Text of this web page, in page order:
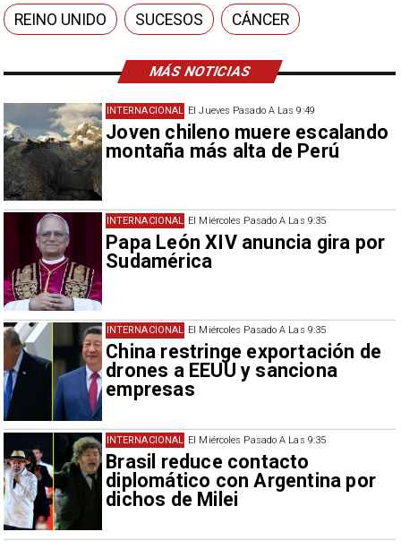
MÁS NOTICIAS
El Jueves Pasado A Las 9:49
Joven chileno muere escalando
montaña más alta de Perú
INTERNACIONAL
El Miércoles Pasado A Las 9:35
Papa León XIV anuncia gira por
Sudamérica
INTERNACIONAL
El Miércoles Pasado A Las 9:35
China restringe exportación de
drones a EEUU y sanciona
empresas
INTERNACIONAL
El Miércoles Pasado A Las 9:35
Brasil reduce contacto
diplomático con Argentina por
dichos de Milei
INTERNACIONAL
REINO UNIDO SUCESOS CÁNCER